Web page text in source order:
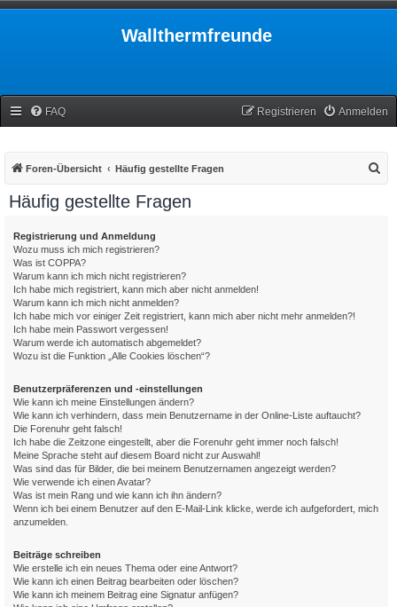
Wallthermfreunde
FAQ Anmelden
Registrieren
Foren-Übersicht Häufig gestellte Fragen
Häufig gestellte Fragen
Registrierung und Anmeldung
Wozu muss ich mich registrieren?
Was ist COPPA?
Warum kann ich mich nicht registrieren?
Ich habe mich registriert, kann mich aber nicht anmelden!
Warum kann ich mich nicht anmelden?
Ich habe mich vor einiger Zeit registriert, kann mich aber nicht mehr anmelden?!
Ich habe mein Passwort vergessen!
Warum werde ich automatisch abgemeldet?
Wozu ist die Funktion „Alle Cookies löschen“?
Benutzerpräferenzen und -einstellungen
Wie kann ich meine Einstellungen ändern?
Wie kann ich verhindern, dass mein Benutzername in der Online-Liste auftaucht?
Die Forenuhr geht falsch!
Ich habe die Zeitzone eingestellt, aber die Forenuhr geht immer noch falsch!
Meine Sprache steht auf diesem Board nicht zur Auswahl!
Was sind das für Bilder, die bei meinem Benutzernamen angezeigt werden?
Wie verwende ich einen Avatar?
Was ist mein Rang und wie kann ich ihn ändern?
Wenn ich bei einem Benutzer auf den E-Mail-Link klicke, werde ich aufgefordert, mich
anzumelden.
Beiträge schreiben
Wie erstelle ich ein neues Thema oder eine Antwort?
Wie kann ich einen Beitrag bearbeiten oder löschen?
Wie kann ich meinem Beitrag eine Signatur anfügen?